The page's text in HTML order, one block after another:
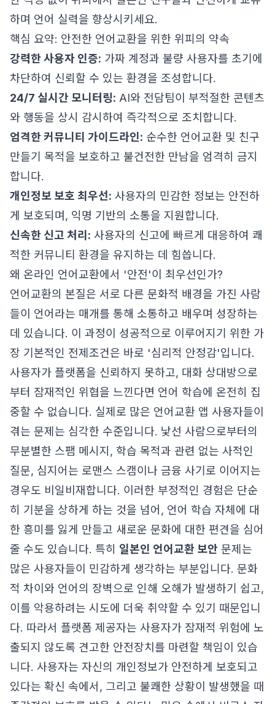
하며 언어 실력을 향상시키세요.
핵심 요약: 안전한 언어교환을 위한 위피의 약속
강력한 사용자 인증: 가짜 계정과 불량 사용자를 초기에
차단하여 신뢰할 수 있는 환경을 조성합니다.
24/7 실시간 모니터링: AI와 전담팀이 부적절한 콘텐츠
와 행동을 상시 감시하여 즉각적으로 조치합니다.
엄격한 커뮤니티 가이드라인: 순수한 언어교환 및 친구
만들기 목적을 보호하고 불건전한 만남을 엄격히 금지
합니다.
개인정보 보호 최우선: 사용자의 민감한 정보는 안전하
게 보호되며, 익명 기반의 소통을 지원합니다.
신속한 신고 처리: 사용자의 신고에 빠르게 대응하여 쾌
적한 커뮤니티 환경을 유지하는 데 힘씁니다.
왜 온라인 언어교환에서 '안전'이 최우선인가?
언어교환의 본질은 서로 다른 문화적 배경을 가진 사람
들이 언어라는 매개를 통해 소통하고 배우며 성장하는
데 있습니다. 이 과정이 성공적으로 이루어지기 위한 가
장 기본적인 전제조건은 바로 '심리적 안정감'입니다.
사용자가 플랫폼을 신뢰하지 못하고, 대화 상대방으로
부터 잠재적인 위협을 느낀다면 언어 학습에 온전히 집
중할 수 없습니다. 실제로 많은 언어교환 앱 사용자들이
겪는 문제는 심각한 수준입니다. 낯선 사람으로부터의
무분별한 스팸 메시지, 학습 목적과 관련 없는 사적인
질문, 심지어는 로맨스 스캠이나 금융 사기로 이어지는
경우도 비일비재합니다. 이러한 부정적인 경험은 단순
히 기분을 상하게 하는 것을 넘어, 언어 학습 자체에 대
한 흥미를 잃게 만들고 새로운 문화에 대한 편견을 심어
줄 수도 있습니다. 특히 일본인 언어교환 보안 문제는
많은 사용자들이 민감하게 생각하는 부분입니다. 문화
적 차이와 언어의 장벽으로 인해 오해가 발생하기 쉽고,
이를 악용하려는 시도에 더욱 취약할 수 있기 때문입니
다. 따라서 플랫폼 제공자는 사용자가 잠재적 위험에 노
출되지 않도록 견고한 안전장치를 마련할 책임이 있습
니다. 사용자는 자신의 개인정보가 안전하게 보호되고
있다는 확신 속에서, 그리고 불쾌한 상황이 발생했을 때